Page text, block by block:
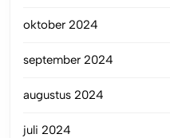
oktober 2024
september 2024
augustus 2024
juli 2024